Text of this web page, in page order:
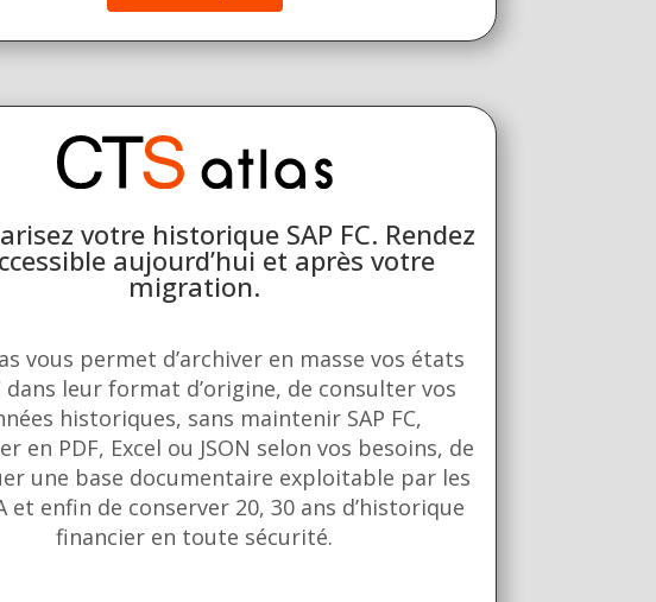
votre historique SAP FC. Rendez
aujourd’hui et après votre
migration.
vous permet d’archiver en masse vos états
dans leur format d’origine, de consulter vos
historiques, sans maintenir SAP FC,
en PDF, Excel ou JSON selon vos besoins, de
une base documentaire exploitable par les
et enfin de conserver 20, 30 ans d’historique
financier en toute sécurité.